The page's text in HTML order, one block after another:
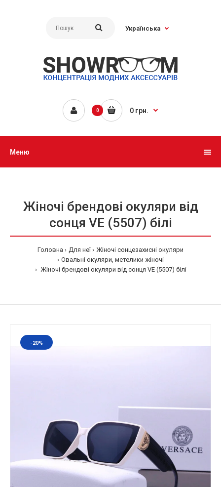
Українська
0 0 грн.
Меню
Жіночі брендові окуляри від
сонця VE (5507) білі
Головна Для неї
Жіночі сонцезахисні окуляри
Овальні окуляри, метелики жіночі
Жіночі брендові окуляри від сонця VE (5507) білі
-20%